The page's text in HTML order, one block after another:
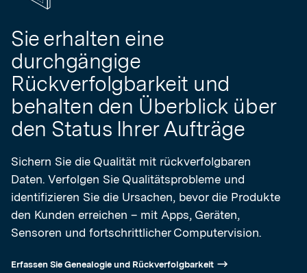
Sie erhalten eine
durchgängige
Rückverfolgbarkeit und
behalten den Überblick über
den Status Ihrer Aufträge
Sichern Sie die Qualität mit rückverfolgbaren
Daten. Verfolgen Sie Qualitätsprobleme und
identifizieren Sie die Ursachen, bevor die Produkte
den Kunden erreichen – mit Apps, Geräten,
Sensoren und fortschrittlicher Computervision.
Erfassen Sie Genealogie und Rückverfolgbarkeit